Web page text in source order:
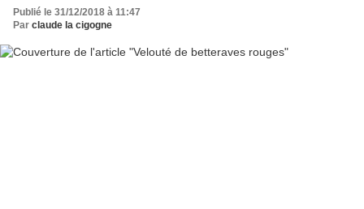
Publié le 31/12/2018 à 11:47
Par claude la cigogne